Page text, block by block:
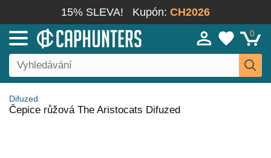
15% SLEVA! Kupón: CH2026
0
Difuzed
Čepice růžová The Aristocats Difuzed